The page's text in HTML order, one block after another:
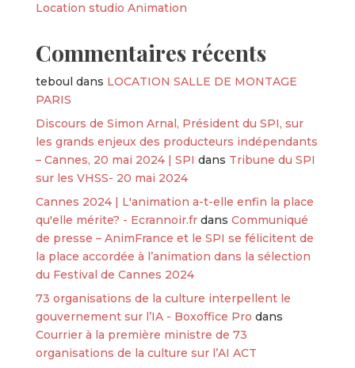
Location studio Animation
Commentaires récents
teboul dans LOCATION SALLE DE MONTAGE
PARIS
Discours de Simon Arnal, Président du SPI, sur
les grands enjeux des producteurs indépendants
– Cannes, 20 mai 2024 | SPI dans Tribune du SPI
sur les VHSS- 20 mai 2024
Cannes 2024 | L'animation a-t-elle enfin la place
qu'elle mérite? - Ecrannoir.frdans Communiqué
de presse – AnimFrance et le SPI se félicitent de
la place accordée à l’animation dans la sélection
du Festival de Cannes 2024
73 organisations de la culture interpellent le
gouvernement sur l’IA - Boxoffice Pro dans
Courrier à la première ministre de 73
organisations de la culture sur l’AI ACT